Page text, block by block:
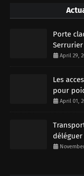
Porte
Serrurier
April 29,
Les
pour
April 01,